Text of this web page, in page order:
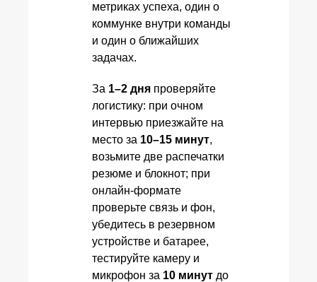
метриках успеха, один о
коммунке внутри команды
и один о ближайших
задачах.
За 1–2 дня проверяйте
логистику: при очном
интервью приезжайте на
место за 10–15 минут,
возьмите две распечатки
резюме и блокнот; при
онлайн‑формате
проверьте связь и фон,
убедитесь в резервном
устройстве и батарее,
тестируйте камеру и
микрофон за 10 минут до